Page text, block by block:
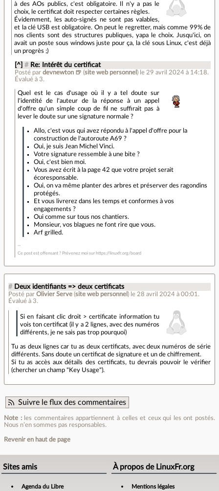
à des AOs publics, c'est obligatoire. Il n'y a pas le
choix, le certificat doit respecter certaines règles.
Évidemment, les auto-signés ne sont pas valables,
et la clé USB est obligatoire. On peut le regretter, mais comme 99% de
nos clients sont des structures publiques, yapa le choix. Jusqu'ici, on
avait un poste sous windows juste pour ça, la clé sous Linux, c'est déjà
un progrès ;)
[^] # Re: Intérêt du certificat
Posté par devnewton 🍺 (site web personnel ) le 29 avril 2024 à 14:18.
Évalué à 3.
Quel est le cas d'usage où il y a tel doute sur
l'identité de l'auteur de la réponse à un appel
d'offre qu'un simple coup de fil ne suffirait pas à
lever le doute sur une signature normale ?
Allo, c'est vous qui avez répondu à l'appel d'offre pour la
construction de l'autoroute A69 ?
Oui, je suis Jean Michel Vinci.
Votre signature ressemble à une bite ?
Oui, c'est bien moi.
Vous avez écrit à la page 42 que votre projet serait
écoresponsable.
Oui, on va même planter des arbres et préserver des ragondins
protégés.
Et vous livrerez dans les temps et conformes à vos
engagements ?
Oui comme sur tous nos chantiers.
Monsieur, vos blagues ne font rire que vous.
Arf grilled.
Ce post est offensant ? Prévenez moi sur https://linuxfr.org/board
# Deux identifiants => deux certificats
Posté par Olivier Serve (site web personnel ) le 28 avril 2024 à 00:01 .
Évalué à 3.
Si en faisant clic droit > certificate information tu
vois ton certificat (il y a 2 lignes, avec des numéros
différents, je ne sais pas trop pourquoi)
Tu as deux lignes car tu as deux certificats, avec deux numéros de série
différents. Sans doute un certificat de signature et un de chiffrement.
Si tu as accès aux détails des certificats, tu devrais pouvoir le vérifier
(chercher un champ "Key Usage").
Suivre le flux des commentaires
Note :les commentaires appartiennent à celles et ceux qui les ont postés.
Nous n’en sommes pas responsables.
Revenir en haut de page
Sites amis
Agenda du Libre
À propos de LinuxFr.org
Mentions légales